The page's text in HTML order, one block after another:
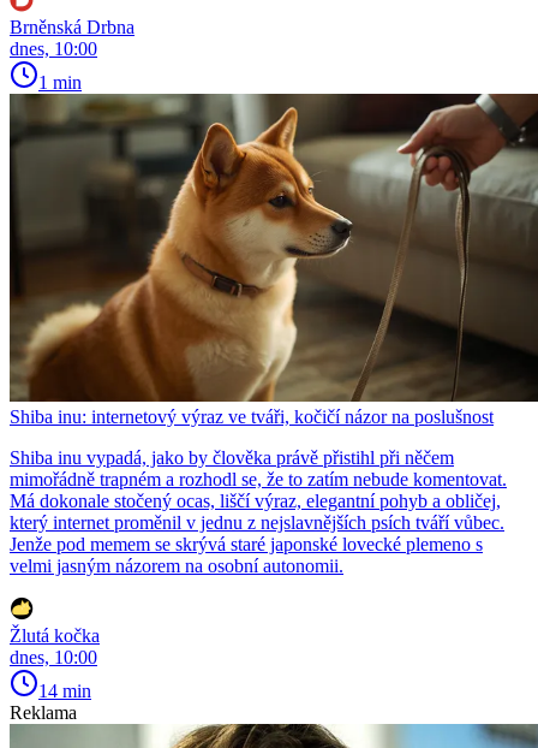
Brněnská Drbna
dnes, 10:00
1 min
Shiba inu: internetový výraz ve tváři, kočičí názor na poslušnost
Shiba inu vypadá, jako by člověka právě přistihl při něčem
mimořádně trapném a rozhodl se, že to zatím nebude komentovat.
Má dokonale stočený ocas, liščí výraz, elegantní pohyb a obličej,
který internet proměnil v jednu z nejslavnějších psích tváří vůbec.
Jenže pod memem se skrývá staré japonské lovecké plemeno s
velmi jasným názorem na osobní autonomii.
Žlutá kočka
dnes, 10:00
14 min
Reklama